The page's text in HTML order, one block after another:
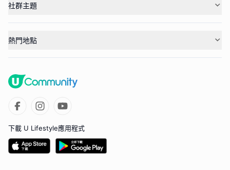
社群主題
熱門地點
下載 U Lifestyle應用程式